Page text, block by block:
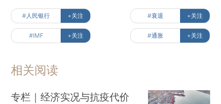
#人民银行 +关注 #衰退 +关注
#IMF +关注 #通胀 +关注
相关阅读
专栏｜经济实况与抗疫代价